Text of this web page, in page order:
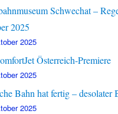
Schwechat –
2025
2025
Österreich-Premiere
2025
Bahn hat fertig – desolater
2025